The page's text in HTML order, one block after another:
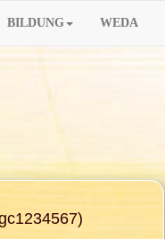
BILDUNG WEDA